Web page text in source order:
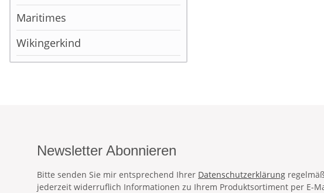
Maritimes
Wikingerkind
Newsletter Abonnieren
Bitte senden Sie mir entsprechend Ihrer Datenschutzerklärung
jederzeit widerruflich Informationen zu Ihrem Produktsortiment per E-